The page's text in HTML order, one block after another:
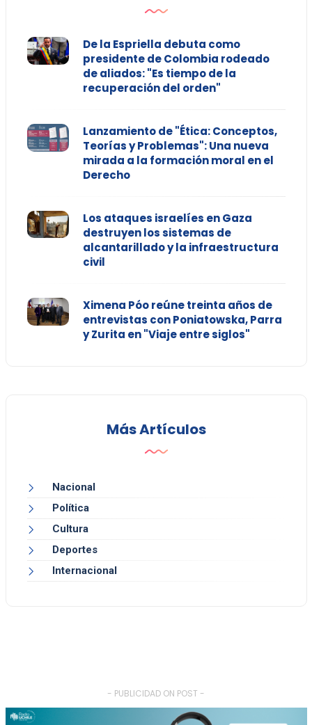
De la Espriella debuta como
presidente de Colombia rodeado
de aliados: "Es tiempo de la
recuperación del orden"
Lanzamiento de "Ética: Conceptos,
Teorías y Problemas": Una nueva
mirada a la formación moral en el
Derecho
Los ataques israelíes en Gaza
destruyen los sistemas de
alcantarillado y la infraestructura
civil
Ximena Póo reúne treinta años de
entrevistas con Poniatowska, Parra
y Zurita en "Viaje entre siglos"
Más Artículos
Nacional
Política
Cultura
Deportes
Internacional
- PUBLICIDAD ON POST -